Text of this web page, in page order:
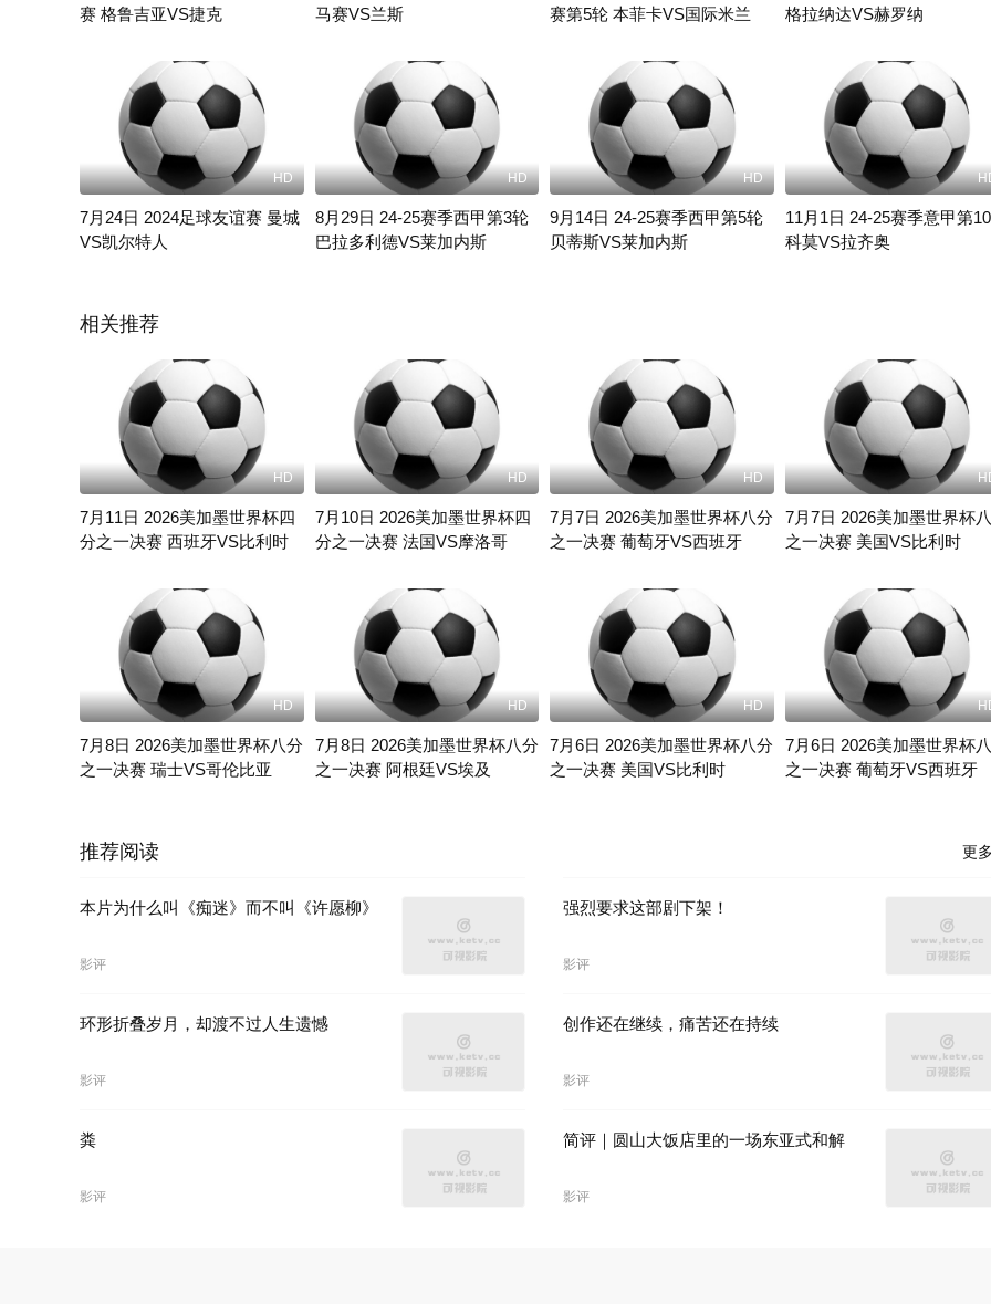
赛 格鲁吉亚VS捷克
马赛VS兰斯
赛第5轮 本菲卡VS国际米兰
格拉纳达VS赫罗纳
HD
7月24日 2024足球友谊赛 曼城
VS凯尔特人
HD
8月29日 24-25赛季西甲第3轮
巴拉多利德VS莱加内斯
HD
9月14日 24-25赛季西甲第5轮
贝蒂斯VS莱加内斯
11月1日 24-25赛季意甲第
科莫VS拉齐奥
相关推荐
HD
7月11日 2026美加墨世界杯四
分之一决赛 西班牙VS比利时
HD
7月10日 2026美加墨世界杯四
分之一决赛 法国VS摩洛哥
HD
7月7日 2026美加墨世界杯八分
之一决赛 葡萄牙VS西班牙
7月7日 2026美加墨世界杯
之一决赛 美国VS比利时
HD
7月8日 2026美加墨世界杯八分
之一决赛 瑞士VS哥伦比亚
HD
7月8日 2026美加墨世界杯八分
之一决赛 阿根廷VS埃及
HD
7月6日 2026美加墨世界杯八分
之一决赛 美国VS比利时
7月6日 2026美加墨世界杯
之一决赛 葡萄牙VS西班牙
更多
推荐阅读
本片为什么叫《痴迷》而不叫《许愿柳》
影评
强烈要求这部剧下架！
影评
环形折叠岁月，却渡不过人生遗憾
影评
创作还在继续，痛苦还在持续
影评
粪
影评
简评｜圆山大饭店里的一场东亚式和解
影评